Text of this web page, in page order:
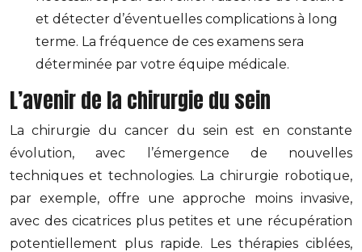
et détecter d’éventuelles complications à long
terme. La fréquence de ces examens sera
déterminée par votre équipe médicale.
L’avenir de la chirurgie du sein
La chirurgie du cancer du sein est en constante
évolution, avec l’émergence de nouvelles
techniques et technologies. La chirurgie robotique,
par exemple, offre une approche moins invasive,
avec des cicatrices plus petites et une récupération
potentiellement plus rapide. Les thérapies ciblées,